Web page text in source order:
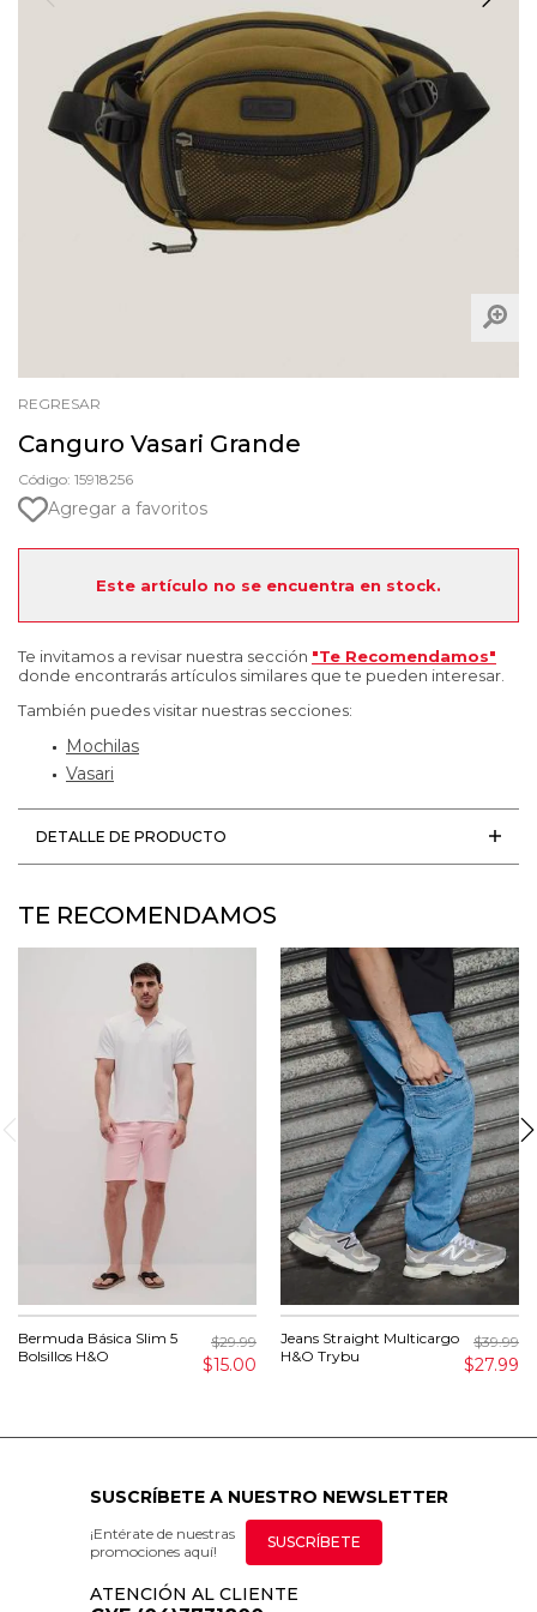
REGRESAR
Canguro Vasari Grande
Código: 15918256
Agregar a favoritos
Este artículo no se encuentra en stock.
Te invitamos a revisar nuestra sección "Te Recomendamos"
donde encontrarás artículos similares que te pueden interesar.
También puedes visitar nuestras secciones:
Mochilas
Vasari
DETALLE DE PRODUCTO
TE RECOMENDAMOS
Bermuda Básica Slim 5
Bolsillos H&O
$29.99
$15.00
Jeans Straight Multicargo
H&O Trybu
$39.99
$27.99
SUSCRÍBETE A NUESTRO NEWSLETTER
¡Entérate de nuestras
promociones aquí!
SUSCRÍBETE
ATENCIÓN AL CLIENTE